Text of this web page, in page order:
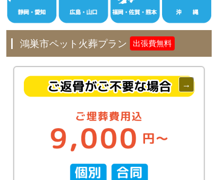
鴻巣市ペット火葬プラン 出張費無料